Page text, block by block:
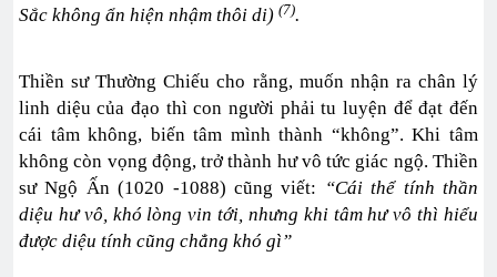
Sắc không ẩn hiện nhậm thôi di) (7).
Thiền sư Thường Chiếu cho rằng, muốn nhận ra chân lý
linh diệu của đạo thì con người phải tu luyện để đạt đến
cái tâm không, biến tâm mình thành “không”. Khi tâm
không còn vọng động, trở thành hư vô tức giác ngộ. Thiền
sư Ngộ Ấn (1020 -1088) cũng viết: “Cái thể tính thần
diệu hư vô, khó lòng vin tới, nhưng khi tâm hư vô thì hiểu
được diệu tính cũng chẳng khó gì”